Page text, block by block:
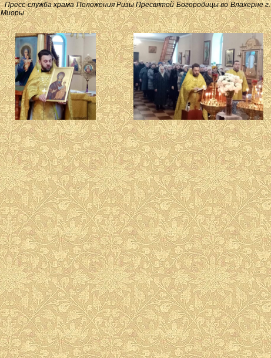
Пресс-служба храма Положения Ризы Пресвятой Богородицы во Влахерне г.
Миоры